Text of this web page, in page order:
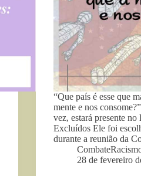
“Que país é esse que
mente e nos
vez, estará presente
Excluídos Ele foi
durante a reunião da
28 de fevereiro